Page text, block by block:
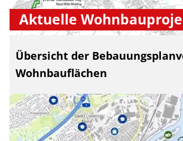
Aktuelle
Übersicht der
Wohnbauflächen